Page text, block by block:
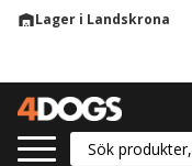
warehouseLager i Landskrona